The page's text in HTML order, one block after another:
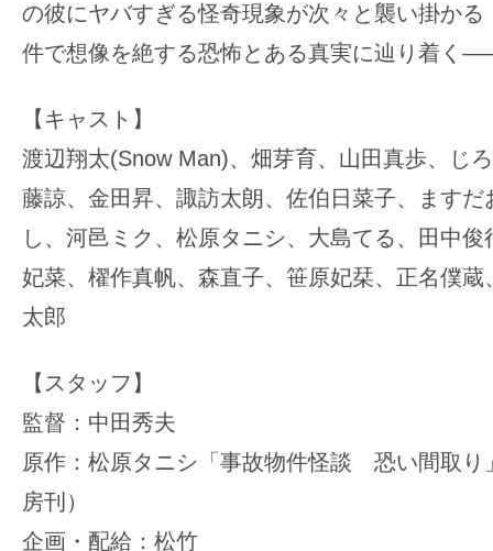
の彼にヤバすぎる怪奇現象が次々と襲い掛かる
件で想像を絶する恐怖とある真実に辿り着く
【キャスト】
渡辺翔太(Snow Man)、畑芽育、山田真歩、じ
藤諒、金田昇、諏訪太朗、佐伯日菜子、ますだ
し、河邑ミク、松原タニシ、大島てる、田中
妃菜、櫂作真帆、森直子、笹原妃栞、正名僕蔵
太郎
【スタッフ】
監督：中田秀夫
原作：松原タニシ「事故物件怪談 恐い間取り
房刊）
企画・配給：松竹